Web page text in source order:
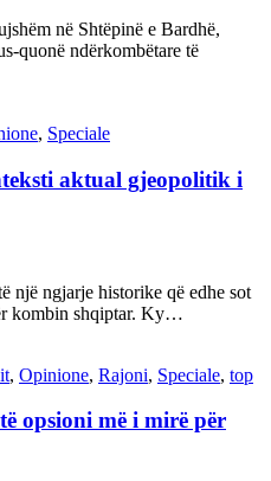
në Shtëpinë e Bardhë,
quonë ndërkombëtare të
, Speciale
aktual gjeopolitik i
një ngjarje historike që edhe sot
kombin shqiptar. Ky…
, Opinione, Rajoni, Speciale, top
opsioni më i mirë për